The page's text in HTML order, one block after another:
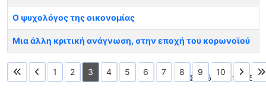
Ο ψυχολόγος της οικονομίας
Μια άλλη κριτική ανάγνωση, στην εποχή του κορωνοϊού
Σελίδα 3 από 15
1 2 3 4 5 6 7 8 9 10